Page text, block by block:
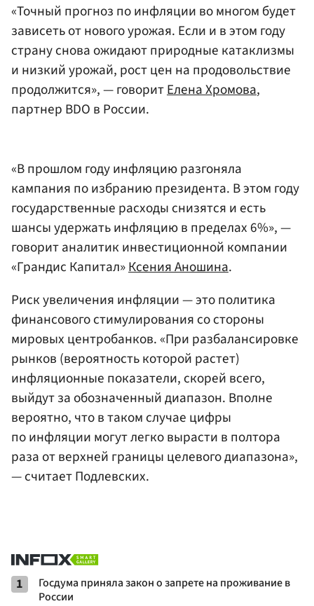
«Точный прогноз по инфляции во многом будет
зависеть от нового урожая. Если и в этом году
страну снова ожидают природные катаклизмы
и низкий урожай, рост цен на продовольствие
продолжится», — говоритЕлена Хромова,
партнер BDO в России.
«В прошлом году инфляцию разгоняла
кампания по избранию президента. В этом году
государственные расходы снизятся и есть
шансы удержать инфляцию в пределах 6%», —
говорит аналитик инвестиционной компании
«Грандис Капитал»Ксения Аношина.
Риск увеличения инфляции — это политика
финансового стимулирования со стороны
мировых центробанков. «При разбалансировке
рынков (вероятность которой растет)
инфляционные показатели, скорей всего,
выйдут за обозначенный диапазон. Вполне
вероятно, что в таком случае цифры
по инфляции могут легко вырасти в полтора
раза от верхней границы целевого диапазона»,
— считает Подлевских.
1
Госдума приняла закон о запрете на проживание в
России